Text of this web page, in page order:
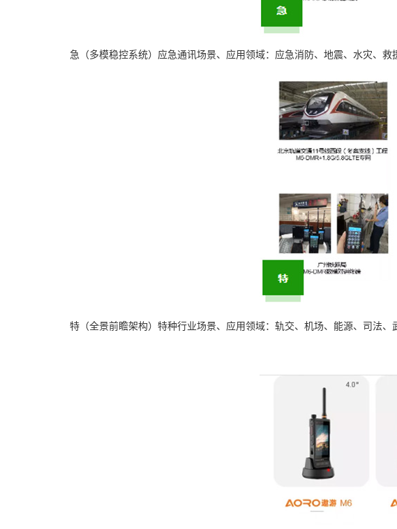
急（多模稳控系统）应急通讯场景、应用领域：应急消防、地震、水灾、救
特（全景前瞻架构）特种行业场景、应用领域：轨交、机场、能源、司法